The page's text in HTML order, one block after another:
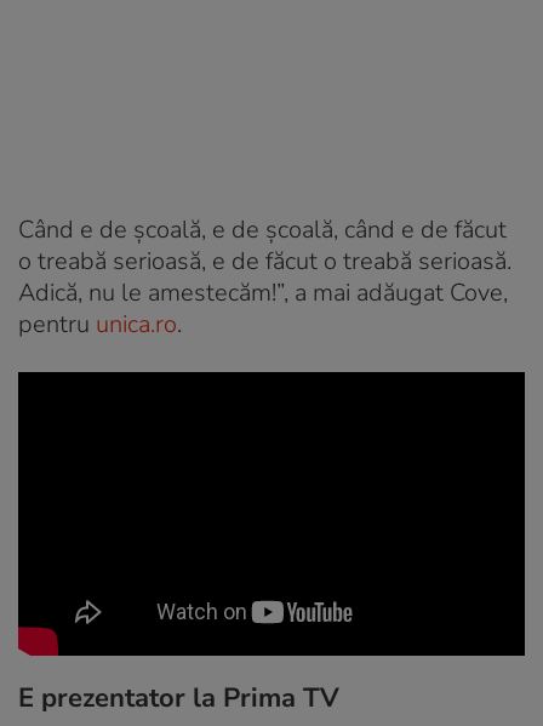
Când e de școală, e de școală, când e de făcut
o treabă serioasă, e de făcut o treabă serioasă.
Adică, nu le amestecăm!”, a mai adăugat Cove,
pentru unica.ro.
E prezentator la Prima TV